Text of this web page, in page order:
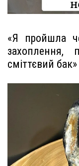
«Я пройшла
сміттєвий бак»